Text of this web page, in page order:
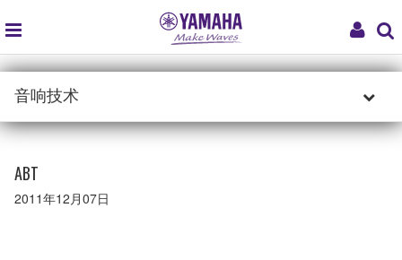
My
global
navigation
音响技术
ABT
2011年12月07日